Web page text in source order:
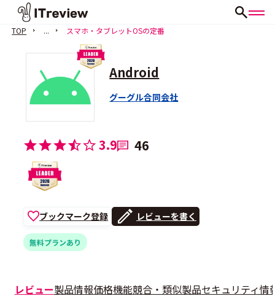
TOP ... スマホ・タブレットOSの定番
Android
グーグル合同会社
3.9 46
ブックマーク登録 レビューを書く
無料プランあり
レビュー製品情報価格機能競合・類似製品セキュリティ情